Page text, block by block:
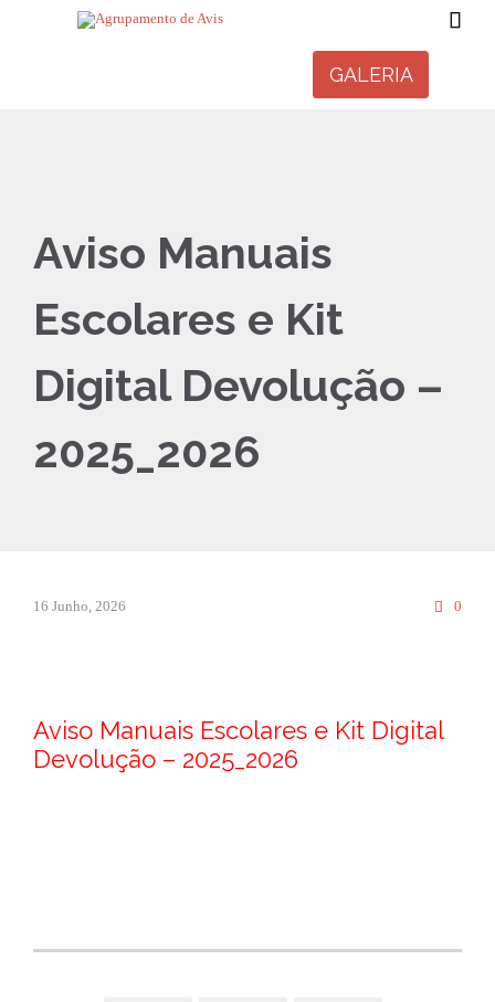

GALERIA
Aviso Manuais
Escolares e Kit
Digital Devolução –
2025_2026
16 Junho, 2026  0
Aviso Manuais Escolares e Kit Digital
Devolução – 2025_2026